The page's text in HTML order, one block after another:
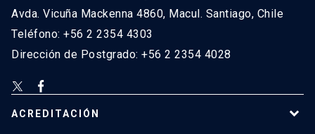
Avda. Vicuña Mackenna 4860, Macul. Santiago, Chile
Teléfono: +56 2 2354 4303
Dirección de Postgrado: +56 2 2354 4028
ACREDITACIÓN